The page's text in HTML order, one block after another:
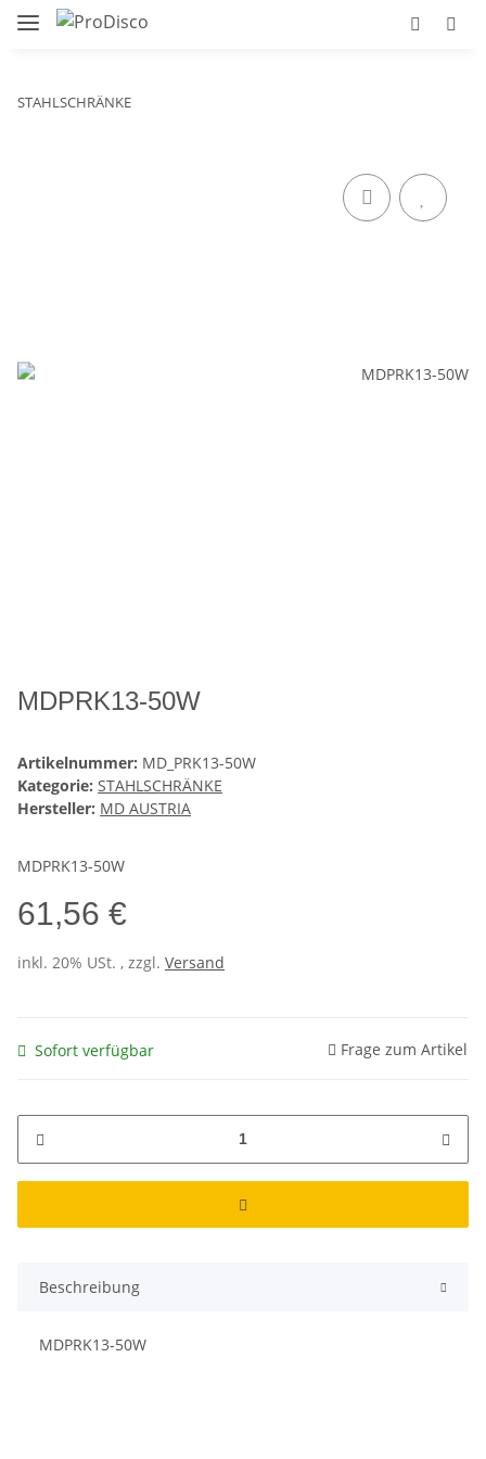
STAHLSCHRÄNKE
MDPRK13-50W
Artikelnummer: MD_PRK13-50W
Kategorie: STAHLSCHRÄNKE
Hersteller: MD AUSTRIA
MDPRK13-50W
61,56 €
inkl. 20% USt. , zzgl. Versand
Sofort verfügbar Frage zum Artikel
Beschreibung
MDPRK13-50W